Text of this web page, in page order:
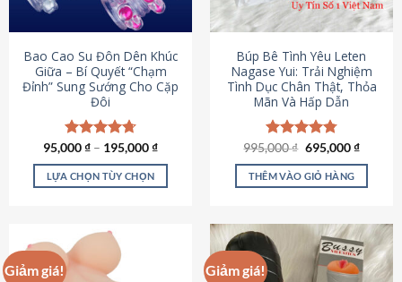
Bao Cao Su Đôn Dên Khúc
Giữa – Bí Quyết “Chạm
Đỉnh” Sung Sướng Cho Cặp
Đôi
Được xếp
hạng4.70
5 sao
95,000₫ – 195,000₫
LỰA CHỌN TÙY CHỌN
này
nhiều
Búp Bê Tình Yêu Leten
Nagase Yui: Trải Nghiệm
Tình Dục Chân Thật, Thỏa
Mãn Và Hấp Dẫn
Được xếp
hạng4.80
5 sao
995,000₫ Giá
là:
995,000 ₫.
695,000₫Giá
tại
THÊM VÀO GIỎ HÀNG
Giảm giá! Giảm giá!